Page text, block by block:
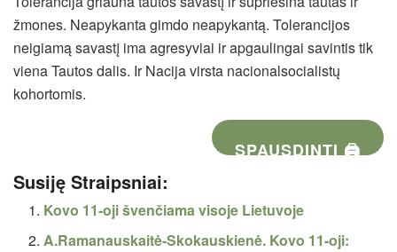
žmones. Neapykanta gimdo neapykantą. Tolerancijos
neigiamą savastį ima agresyviai ir apgaulingai savintis tik
viena Tautos dalis. Ir Nacija virsta nacionalsocialistų
kohortomis.
SPAUSDINTI 🖨
Susiję Straipsniai:
Kovo 11-oji švenčiama visoje Lietuvoje
A.Ramanauskaitė-Skokauskienė. Kovo 11-oji: